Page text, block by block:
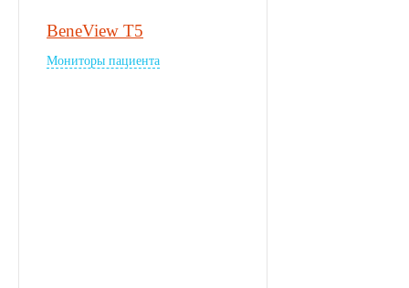
BeneView T5
Мониторы пациента